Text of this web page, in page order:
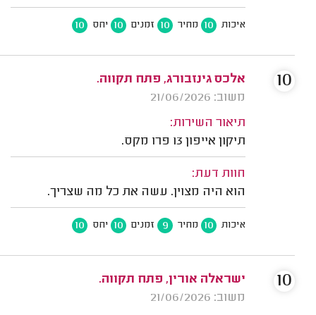
איכות 10 מחיר 10 זמנים 10 יחס 10
אלכס גינזבורג, פתח תקווה.
משוב: 21/06/2026
תיאור השירות:
תיקון אייפון 13 פרו מקס.
חוות דעת:
הוא היה מצוין. עשה את כל מה שצריך.
איכות 10 מחיר 9 זמנים 10 יחס 10
10
ישראלה אורין, פתח תקווה.
משוב: 21/06/2026
10